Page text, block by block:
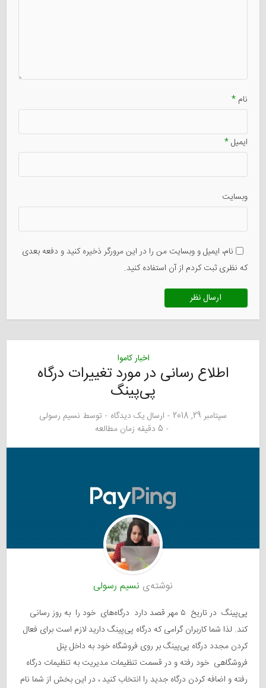
نام*
ایمیل*
وبسایت
نام، ایمیل و وبسایت من را در این مرورگر ذخیره کنید و دفعه بعدی
که نظری ثبت کردم از آن استفاده کنید.
اخبار کاموا
اطلاع رسانی در مورد تغییرات درگاه
پی‌پینگ
سپتامبر 29, 2018 ارسال یک دیدگاه توسط نسیم رسولی
5 دقیقه زمان مطالعه
نوشته‌ی نسیم رسولی
پی‌پینگ در تاریخ ۵ مهر قصد دارد درگاه‌های خود را به روز رسانی
کند. لذا شما کاربران گرامی که درگاه پی‌پینگ دارید لازم است برای فعال
کردن مجدد درگاه پی‌پینگ بر روی فروشگاه خود به داخل پنل
فروشگاهی خود رفته و در قسمت تنظیمات مدیریت به تنظیمات درگاه
رفته و اضافه کردن درگاه جدید را انتخاب کنید ، در این بخش از شما نام